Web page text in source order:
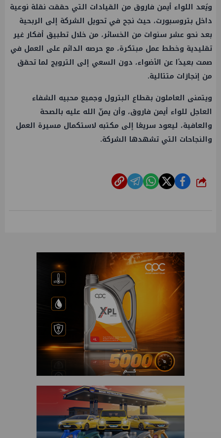
ويُعد اللواء أيمن فاروق من القيادات التي حققت نقلة نوعية
داخل بتروسبورت، حيث نجح في تحويل الشركة إلى الربحية
بعد نحو عشر سنوات من الخسائر، من خلال تطبيق أفكار غير
تقليدية وخطط عمل مبتكرة، مع حرصه الدائم على العمل في
صمت بعيدًا عن الأضواء، دون السعي إلى الترويج لما تحقق
من إنجازات متتالية.
ويتمنى العاملون بقطاع البترول وجميع محبيه الشفاء
العاجل للواء أيمن فاروق، وأن يمنّ الله عليه بالصحة
والعافية، ليعود سريعًا إلى مكتبه لاستكمال مسيرة العمل
والنجاحات التي تشهدها الشركة.
شارك